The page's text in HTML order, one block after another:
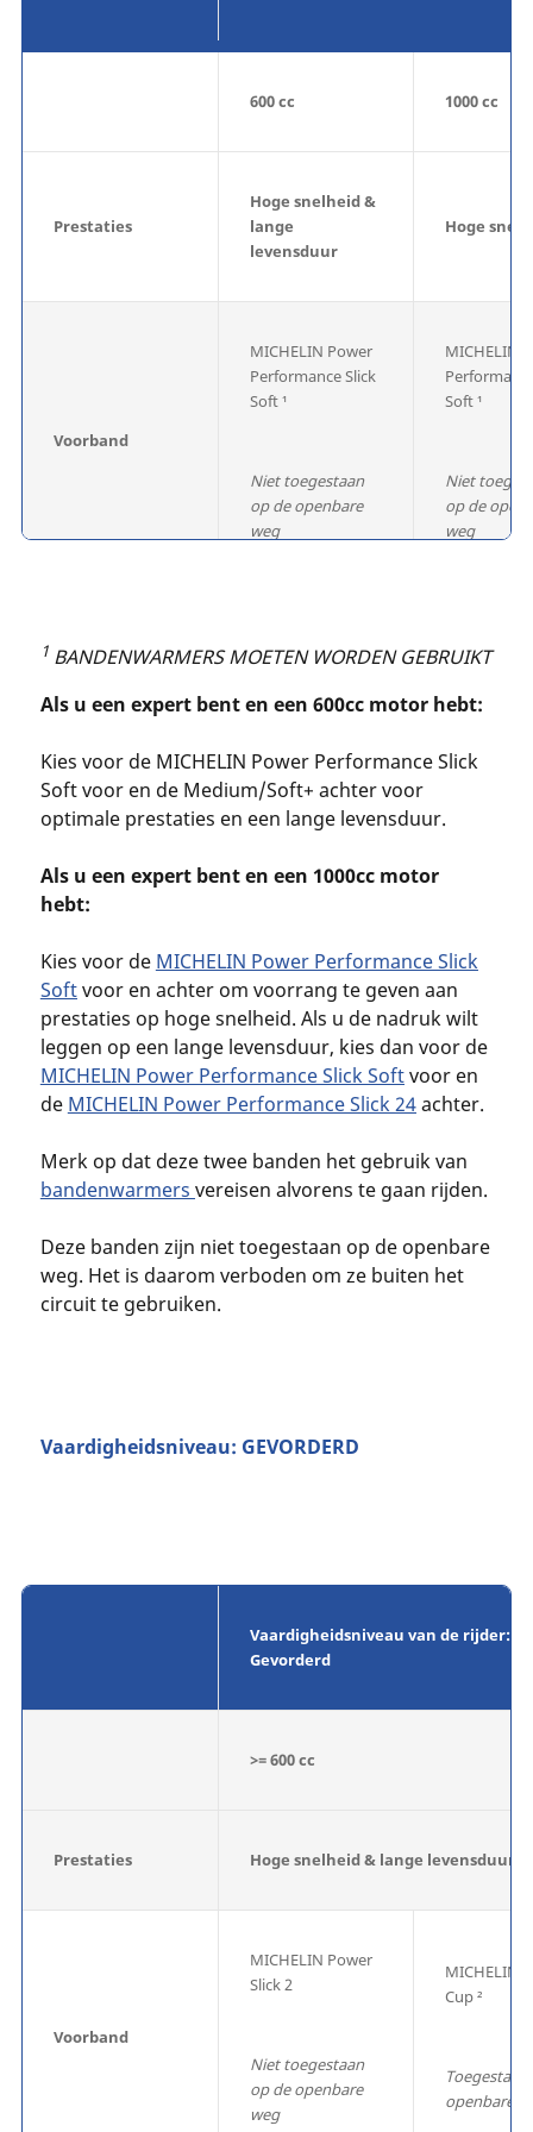
600 cc 1000 cc
Prestaties
Hoge snelheid &
lange
levensduur
Hoge
Voorband
MICHELIN Power
Performance Slick
Soft ¹
Niet toegestaan
op de openbare
weg
MICHELIN
Soft ¹
Niet
op de
weg
Medium/Soft+ ¹
op de openbare
weg
Niet
1BANDENWARMERS MOETEN WORDEN GEBRUIKT
Als u een expert bent en een 600cc motor hebt:
Kies voor de MICHELIN Power Performance Slick
Soft voor en de Medium/Soft+ achter voor
optimale prestaties en een lange levensduur.
Als u een expert bent en een 1000cc motor
hebt:
Kies voor de MICHELIN Power Performance Slick
Softvoor en achter om voorrang te geven aan
prestaties op hoge snelheid. Als u de nadruk wilt
leggen op een lange levensduur, kies dan voor de
MICHELIN Power Performance Slick Softvoor en
de MICHELIN Power Performance Slick 24achter.
Merk op dat deze twee banden het gebruik van
bandenwarmers vereisen alvorens te gaan rijden.
Deze banden zijn niet toegestaan op de openbare
weg. Het is daarom verboden om ze buiten het
circuit te gebruiken.
Vaardigheidsniveau: GEVORDERD
Vaardigheidsniveau van de rijder:
Gevorderd
>= 600 cc
Prestaties Hoge snelheid & lange levensduur
Voorband
MICHELIN Power
Slick 2
Niet toegestaan
op de openbare
weg
MICHELIN
Cup ²
openbare